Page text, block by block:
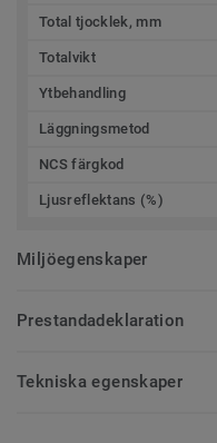
Total tjocklek, mm
Totalvikt
Ytbehandling
Läggningsmetod
NCS färgkod
Ljusreflektans (%)
Miljöegenskaper
Prestandadeklaration
Tekniska egenskaper